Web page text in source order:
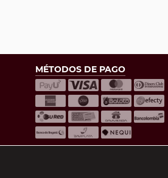
MÉTODOS DE PAGO